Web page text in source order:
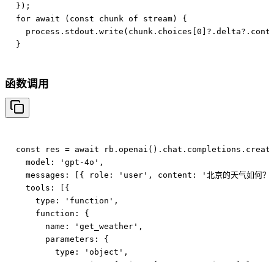
});
for await (const chunk of stream) {
函数调用
const res = await
  model: 'gpt-4o',
messages: [{ role: 'user', content: '北京的天气如何？
  tools: [{
    type: 'function',
    function: {
      name: 'get_weather',
      parameters: {
        type: 'object',